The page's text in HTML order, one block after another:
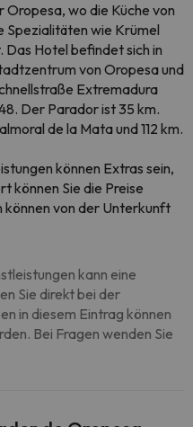
wo die Küche von
Spezialitäten wie Krümel
Hotel befindet sich in
von Oropesa und
Extremadura
Der Parador ist 35 km.
de la Mata und 112 km.
können Extras sein,
können Sie die Preise
von der Unterkunft
kann eine
Sie direkt bei der
in diesem Eintrag können
Bei Fragen wenden Sie